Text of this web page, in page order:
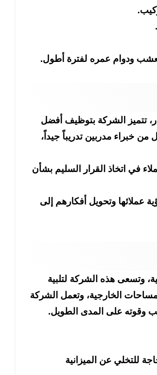
ودوام عمره لفترة أطول.
تتميز الشركة بتوظيف أفضل
خبراء مدربين تدريباً جيداً،
في اتخاذ القرار السليم بشأن
عملائها وتحويل أفكارهم إلى
وتسعى هذه الشركة لتلبية
الخارجية، وتعمل الشركة
وقوته على المدى الطويل.
للتخلي عن الميزانية